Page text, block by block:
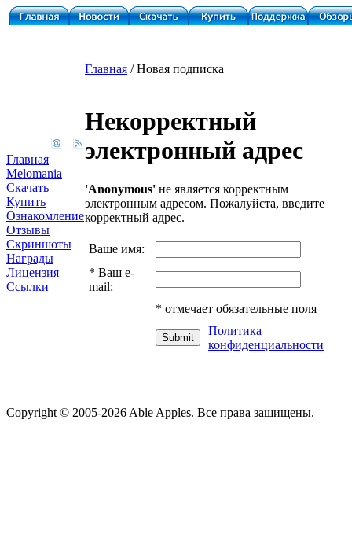
Главная
Melomania
Скачать
Купить
Ознакомление
Отзывы
Скриншоты
Награды
Лицензия
Ссылки
Главная / Новая подписка
Некорректный
электронный адрес
'Anonymous' не является корректным
электронным адресом. Пожалуйста, введите
корректный адрес.
Ваше имя:
* Ваш e-
mail:
* отмечает обязательные поля
Политика
конфиденциальности
Copyright © 2005-2026 Able Apples. Все права защищены.